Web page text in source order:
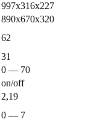
997х316х227
890х670х320
62
31
0 — 70
on/off
2,19
0 — 7